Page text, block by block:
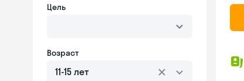
Цель
Возраст
11-15 лет